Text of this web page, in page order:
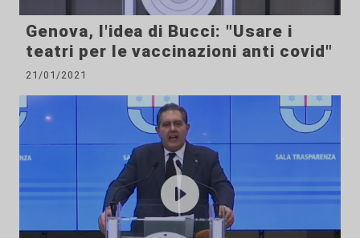
Genova, l'idea di Bucci: "Usare i
teatri per le vaccinazioni anti covid"
21/01/2021